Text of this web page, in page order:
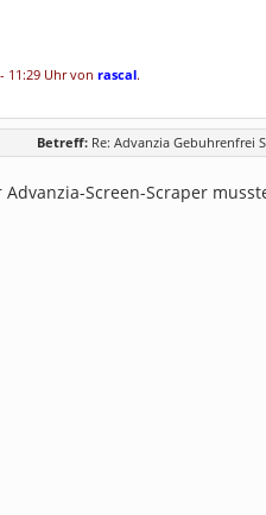
11:29 Uhr vonrascal.
Betreff: Re: Advanzia Gebuhrenfrei
Screen-Scraper